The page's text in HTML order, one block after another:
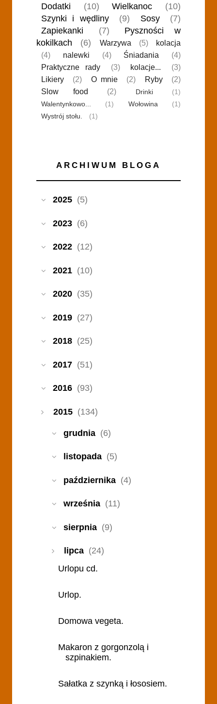
Dodatki
(10) Wielkanoc
(10)
Szynki i wędliny
(9) Sosy
(7)
Zapiekanki
(7)
Pyszności w
kokilkach
(6) Warzywa (5)
kolacja
(4)
nalewki (4) Śniadania
(4)
Praktyczne rady
(3) kolacje...
(3)
Likiery
(2) O mnie (2) Ryby
(2)
Slow food
(2) Drinki
(1)
Walentynkowo...
(1) Wołowina
(1)
Wystrój stołu.
(1)
ARCHIWUM BLOGA
2025 (5)
2023 (6)
2022 (12)
2021 (10)
2020 (35)
2019 (27)
2018 (25)
2017 (51)
2016 (93)
2015 (134)
grudnia (6)
listopada (5)
października (4)
września (11)
sierpnia (9)
lipca (24)
Urlopu cd.
Urlop.
Domowa vegeta.
Makaron z gorgonzolą i
szpinakiem.
Sałatka z szynką i łososiem.